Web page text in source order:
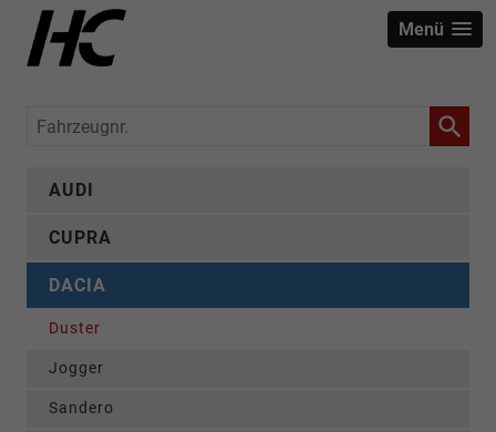
Menü
Fahrzeugnr.
AUDI
CUPRA
DACIA
Duster
Jogger
Sandero